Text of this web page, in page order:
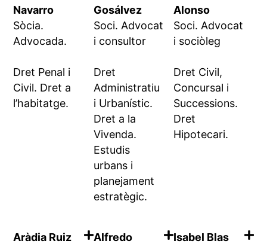
Navarro
Sòcia.
Advocada.
Dret Penal i
Civil. Dret a
l’habitatge.
Gosálvez
Soci. Advocat
i consultor
Dret
Administratiu
i Urbanístic.
Dret a la
Vivenda.
Estudis
urbans i
planejament
estratègic.
Alonso
Soci. Advocat
i sociòleg
Dret Civil,
Concursal i
Successions.
Dret
Hipotecari.
Aràdia Ruiz
Alfredo
Isabel Blas